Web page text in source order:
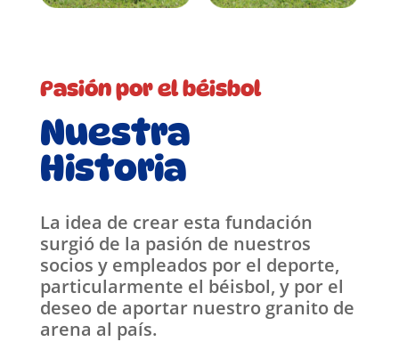
Pasión por el béisbol
Nuestra
Historia
La idea de crear esta fundación
surgió de la pasión de nuestros
socios y empleados por el deporte,
particularmente el béisbol, y por el
deseo de aportar nuestro granito de
arena al país.